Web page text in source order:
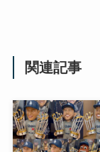
関連記事